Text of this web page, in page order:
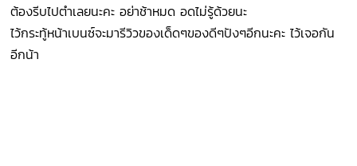
ต้องรีบไปตำเลยนะคะ อย่าช้าหมด อดไม่รู้ด้วยนะ
ไว้กระทู้หน้าเบนซ์จะมารีวิวของเด็ดๆของดีๆปังๆอีกนะคะ ไว้เจอกัน
อีกน้า